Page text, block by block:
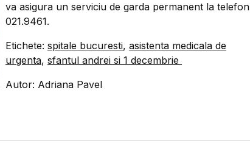
va asigura un serviciu de garda permanent la telefon
021.9461.
Etichete: spitale bucuresti, asistenta medicala de
urgenta, sfantul andrei si 1 decembrie
Autor: Adriana Pavel